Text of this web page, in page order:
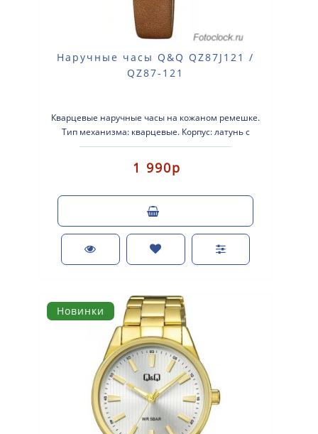
Наручные часы Q&Q QZ87J121 /
QZ87-121
Кварцевые наручные часы на кожаном ремешке.
Тип механизма: кварцевые. Корпус: латунь с
позолотой. Кожаный ремеш..
1 990р
Новинки